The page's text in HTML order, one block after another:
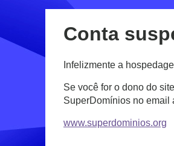
Conta
Infelizmente a
Se você for o dono do
SuperDomínios no email
www.superdominios.org